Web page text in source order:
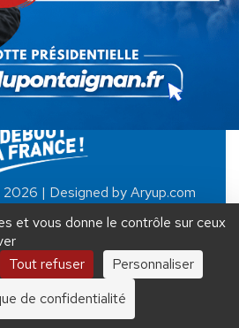
de l’UMP serait proche
évoquant notamment…
| Designed by Aryup.com
droits réservés.
NOUS À
LA FRANCE
UN DON À DLF
20 € 50 € 100 €
€ 1000 €
et vous donne le contrôle sur ceux
Tout refuser
Personnaliser
de confidentialité